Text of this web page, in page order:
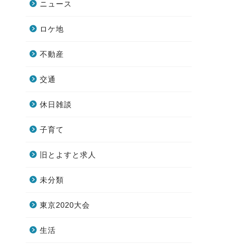
ニュース
ロケ地
不動産
交通
休日雑談
子育て
旧とよすと求人
未分類
東京2020大会
生活